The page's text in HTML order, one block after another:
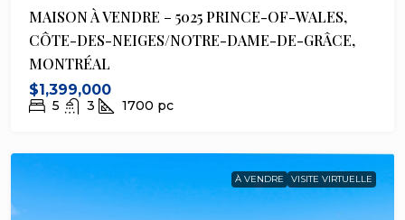
MAISON À VENDRE – 5025 PRINCE-OF-WALES,
CÔTE-DES-NEIGES/NOTRE-DAME-DE-GRÂCE,
MONTRÉAL
$1,399,000
5 3 1700 pc
À VENDRE VISITE VIRTUELLE